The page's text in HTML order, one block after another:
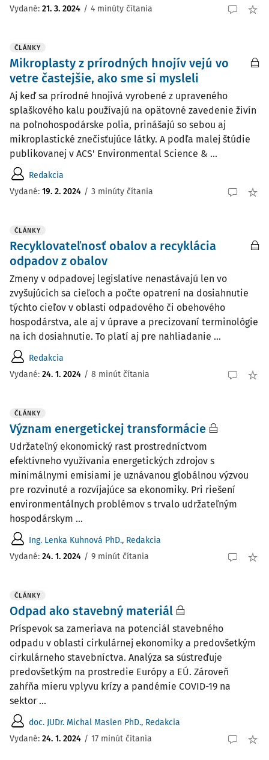
Vydané: 21. 3. 2024 / 4 minúty čítania
ČLÁNKY
Mikroplasty z prírodných hnojív vejú vo
vetre častejšie, ako sme si mysleli
Aj keď sa prírodné hnojivá vyrobené z upraveného
splaškového kalu používajú na opätovné zavedenie živín
na poľnohospodárske polia, prinášajú so sebou aj
mikroplastické znečisťujúce látky. A podľa malej štúdie
publikovanej v ACS' Environmental Science & ...
Redakcia
Vydané: 19. 2. 2024 / 3 minúty čítania
ČLÁNKY
Recyklovateľnosť obalov a recyklácia
odpadov z obalov
Zmeny v odpadovej legislatíve nenastávajú len vo
zvyšujúcich sa cieľoch a počte opatrení na dosiahnutie
týchto cieľov v oblasti odpadového či obehového
hospodárstva, ale aj v úprave a precizovaní terminológie
na ich dosiahnutie. To platí aj pre nahliadanie ...
Redakcia
Vydané: 24. 1. 2024 / 8 minút čítania
ČLÁNKY
Význam energetickej transformácie
Udržateľný ekonomický rast prostredníctvom
efektívneho využívania energetických zdrojov s
minimálnymi emisiami je uznávanou globálnou výzvou
pre rozvinuté a rozvíjajúce sa ekonomiky. Pri riešení
environmentálnych problémov s trvalo udržateľným
hospodárskym ...
Ing. Lenka Kuhnová PhD., Redakcia
Vydané: 24. 1. 2024 / 9 minút čítania
ČLÁNKY
Odpad ako stavebný materiál
Príspevok sa zameriava na potenciál stavebného
odpadu v oblasti cirkulárnej ekonomiky a predovšetkým
cirkulárneho stavebníctva. Analýza sa sústreďuje
predovšetkým na prostredie Európy a EÚ. Zároveň
zahŕňa mieru vplyvu krízy a pandémie COVID-19 na
sektor ...
doc. JUDr. Michal Maslen PhD., Redakcia
Vydané: 24. 1. 2024 / 17 minút čítania